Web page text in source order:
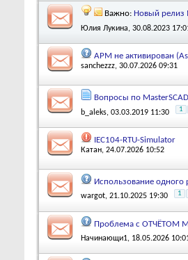
Важно: Новый релиз
Юлия Лукина, 30.08.2023
АРМ не активирован
sanchezzz, 30.07.2026 09:31
Вопросы по
b_aleks, 03.03.2019 11:30 1
IEC104-RTU-Simulator
Катан, 24.07.2026 10:52
Использование одного
wargot, 21.10.2025 19:30 1
Проблема с ОТЧЁТОМ
Начинающи1, 18.05.2026